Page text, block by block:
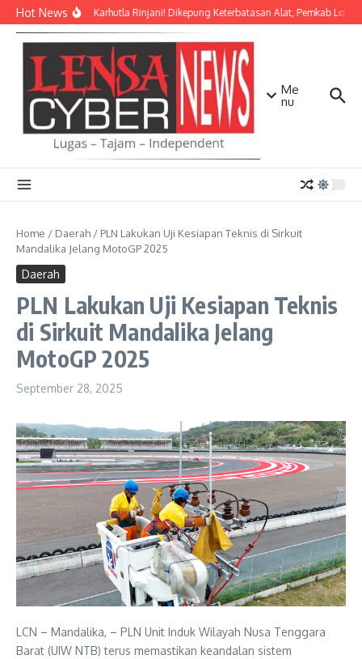
Lewati ke konten
Hot NewsDarurat Karhutla Rinjani! Dikepung Keterbatasan Alat, Pemkab Lotim
Me
nu
Home / Daerah / PLN Lakukan Uji Kesiapan Teknis di Sirkuit
Mandalika Jelang MotoGP 2025
Daerah
PLN Lakukan Uji Kesiapan Teknis
di Sirkuit Mandalika Jelang
MotoGP 2025
September 28, 2025
LCN – Mandalika, – PLN Unit Induk Wilayah Nusa Tenggara
Barat (UIW NTB) terus memastikan keandalan sistem